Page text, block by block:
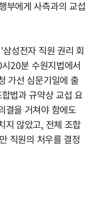
부에게 사측과의 교섭
성전자 직원 권리 회
20분 수원지법에서
가선 심문기일에 출
법과 규약상 교섭 요
결을 거쳐야 함에도
지 않았고, 전체 조합
직원의 처우를 결정